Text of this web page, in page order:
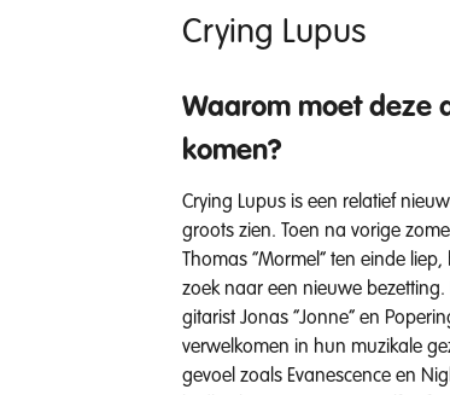
Crying Lupus
Waarom moet deze
komen?
Crying Lupus is een relatief
groots zien. Toen na vorige
Thomas “Mormel” ten einde
zoek naar een nieuwe
gitarist Jonas “Jonne” en
verwelkomen in hun muzikale
gevoel zoals Evanescence en